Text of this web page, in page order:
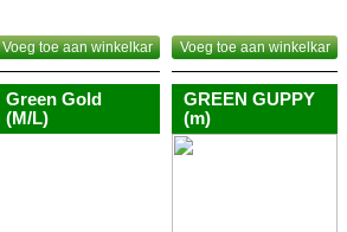
Voeg toe aan winkelkar Voeg toe aan winkelkar
Green Gold
(M/L)
GREEN GUPPY
(m)